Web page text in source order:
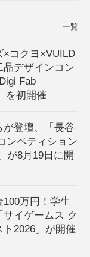
一覧
×コクヨ×VUILD
品デザインコン
Fab
を初開催
登壇、「長谷
ンペティション
が8月19日に開
100万円！学生
イゲームス ク
ト2026」が開催